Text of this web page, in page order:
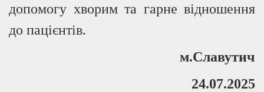
допомогу хворим та гарне відношення
до пацієнтів.
м.Славутич
24.07.2025